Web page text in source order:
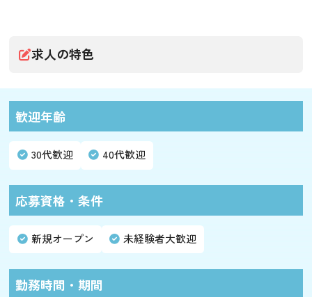
求人の特色
歓迎年齢
30代歓迎 40代歓迎
応募資格・条件
新規オープン 未経験者大歓迎
勤務時間・期間